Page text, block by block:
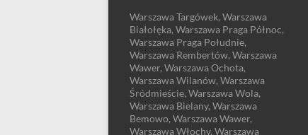
Warszawa Targówek, Warszawa
Białołęka, Warszawa Praga Północ,
Warszawa Praga Południe,
Warszawa Rembertów, Warszawa
Wawer, Warszawa Ochota,
Warszawa Wilanów, Warszawa
Śródmieście, Warszawa Wola,
Warszawa Bielany, Warszawa
Bemowo, Warszawa Wawer,
Warszawa Włochy, Warszawa